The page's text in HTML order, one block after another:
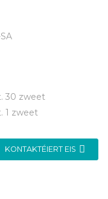
30 zweet
1 zweet
KONTAKTÉIERT EIS